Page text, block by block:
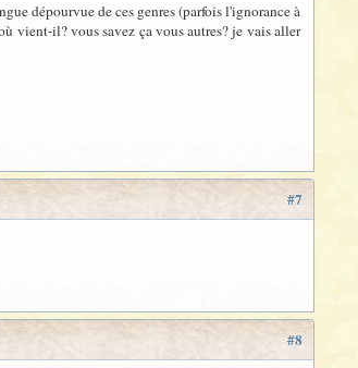
dépourvue de ces genres (parfois l'ignorance à
vient-il? vous savez ça vous autres? je vais aller
#7
#8